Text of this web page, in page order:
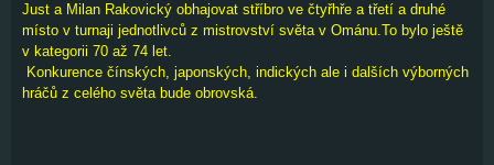
Just a Milan Rakovický obhajovat stříbro ve čtyřhře a třetí a druhé
místo v turnaji jednotlivců z mistrovství světa v Ománu.To bylo ještě
v kategorii 70 až 74 let.
Konkurence čínských, japonských, indických ale i dalších výborných
hráčů z celého světa bude obrovská.